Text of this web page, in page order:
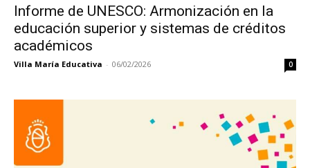
Informe de UNESCO: Armonización en la
educación superior y sistemas de créditos
académicos
Villa María Educativa - 06/02/2026 0